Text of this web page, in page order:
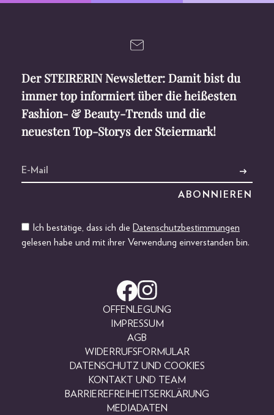
Der STEIRERIN Newsletter: Damit bist du
immer top informiert über die heißesten
Fashion- & Beauty-Trends und die
neuesten Top-Storys der Steiermark!
Ich bestätige, dass ich die Datenschutzbestimmungen
gelesen habe und mit ihrer Verwendung einverstanden bin.
OFFENLEGUNG
IMPRESSUM
AGB
WIDERRUFSFORMULAR
DATENSCHUTZ UND COOKIES
KONTAKT UND TEAM
BARRIEREFREIHEITSERKLÄRUNG
MEDIADATEN